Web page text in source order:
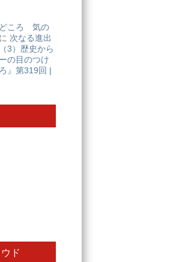
どころ 気の
に 次なる進出
3）歴史から
の目のつけ
』第319回 |
ド